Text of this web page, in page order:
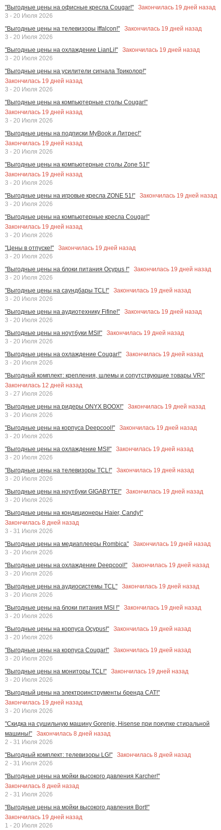
"Выгодные цены на офисные кресла Cougar!" Закончилась 19 дней назад
3 - 20 Июля 2026
"Выгодные цены на телевизоры Iffalcon!"
Закончилась 19 дней назад
3 - 20 Июля 2026
"Выгодные цены на охлаждение LianLi!"
Закончилась 19 дней назад
3 - 20 Июля 2026
"Выгодные цены на усилители сигнала Триколор!"
Закончилась 19 дней назад
3 - 20 Июля 2026
"Выгодные цены на компьютерные столы Cougar!"
Закончилась 19 дней назад
3 - 20 Июля 2026
"Выгодные цены на подписки MyBook и Литрес!"
Закончилась 19 дней назад
3 - 20 Июля 2026
"Выгодные цены на компьютерные столы Zone 51!"
Закончилась 19 дней назад
3 - 20 Июля 2026
"Выгодные цены на игровые кресла ZONE 51!"
Закончилась 19 дней назад
3 - 20 Июля 2026
"Выгодные цены на компьютерные кресла Cougar!"
Закончилась 19 дней назад
3 - 20 Июля 2026
"Цены в отпуске!"
Закончилась 19 дней назад
3 - 20 Июля 2026
"Выгодные цены на блоки питания Ocypus !"
Закончилась 19 дней назад
3 - 20 Июля 2026
"Выгодные цены на саундбары TCL!"
Закончилась 19 дней назад
3 - 20 Июля 2026
"Выгодные цены на аудиотехнику Fifine!"
Закончилась 19 дней назад
3 - 20 Июля 2026
"Выгодные цены на ноутбуки MSI!"
Закончилась 19 дней назад
3 - 20 Июля 2026
"Выгодные цены на охлаждение Cougar!"
Закончилась 19 дней назад
3 - 20 Июля 2026
"Выгодный комплект: крепления, шлемы и сопутствующие товары VR!"
Закончилась 12 дней назад
3 - 27 Июля 2026
"Выгодные цены на ридеры ONYX BOOX!"
Закончилась 19 дней назад
3 - 20 Июля 2026
"Выгодные цены на корпуса Deepcool!"
Закончилась 19 дней назад
3 - 20 Июля 2026
"Выгодные цены на охлаждение MSI!"
Закончилась 19 дней назад
3 - 20 Июля 2026
"Выгодные цены на телевизоры TCL!"
Закончилась 19 дней назад
3 - 20 Июля 2026
"Выгодные цены на ноутбуки GIGABYTE!"
Закончилась 19 дней назад
3 - 20 Июля 2026
"Выгодные цены на кондиционеры Haier, Candy!"
Закончилась 8 дней назад
3 - 31 Июля 2026
"Выгодные цены на медиаплееры Rombica"
Закончилась 19 дней назад
3 - 20 Июля 2026
"Выгодные цены на охлаждение Deepcool!"
Закончилась 19 дней назад
3 - 20 Июля 2026
"Выгодные цены на аудиосистемы TCL"
Закончилась 19 дней назад
3 - 20 Июля 2026
"Выгодные цены на блоки питания MSI !"
Закончилась 19 дней назад
3 - 20 Июля 2026
"Выгодные цены на корпуса Ocypus!"
Закончилась 19 дней назад
3 - 20 Июля 2026
"Выгодные цены на корпуса Cougar!"
Закончилась 19 дней назад
3 - 20 Июля 2026
"Выгодные цены на мониторы TCL!"
Закончилась 19 дней назад
3 - 20 Июля 2026
"Выгодный цены на электроинструменты бренда CAT!"
Закончилась 19 дней назад
3 - 20 Июля 2026
"Скидка на сушильную машину Gorenje, Hisense при покупке стиральной
машины!"
Закончилась 8 дней назад
2 - 31 Июля 2026
"Выгодный комплект: телевизоры LG!"
Закончилась 8 дней назад
2 - 31 Июля 2026
"Выгодные цены на мойки высокого давления Karcher!"
Закончилась 8 дней назад
2 - 31 Июля 2026
"Выгодные цены на мойки высокого давления Bort!"
Закончилась 19 дней назад
1 - 20 Июля 2026